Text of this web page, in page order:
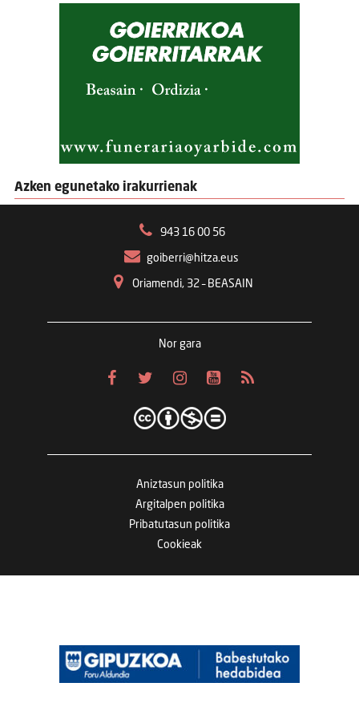
Azken egunetako irakurrienak
943 16 00 56
goiberri@hitza.eus
Oriamendi, 32 – BEASAIN
Nor gara
Aniztasun politika
Argitalpen politika
Pribatutasun politika
Cookieak